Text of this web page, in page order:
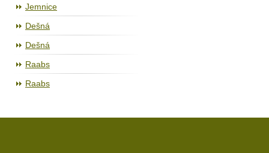
Jemnice
Dešná
Dešná
Raabs
Raabs